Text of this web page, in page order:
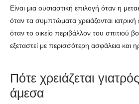
Είναι μια ουσιαστική επιλογή όταν η
όταν τα συμπτώματα χρειάζονται
όταν το οικείο περιβάλλον του σπιτιού
εξεταστεί με περισσότερη ασφάλεια και
Πότε χρειάζεται
άμεσα